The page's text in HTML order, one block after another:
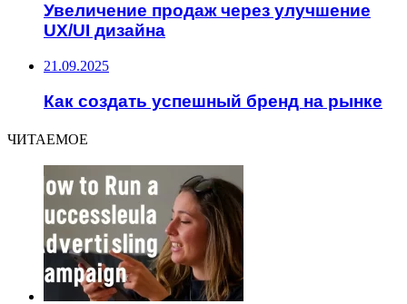
Увеличение продаж через улучшение
UX/UI дизайна
21.09.2025
Как создать успешный бренд на рынке
ЧИТАЕМОЕ